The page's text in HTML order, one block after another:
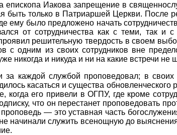
Иакова запрещение в
быть только в Патриаршей Церкви. После
ему было предложено начать
от сотрудничества как с теми, так
решительную твердость в своем
с одним из своих сотрудников вне
никогда и никуда и ни на какие встречи не
каждой службой проповедовал; в
касаться и существа
когда его привели в ОГПУ, где кроме
что он перестанет проповедовать
проповедь — это уставная часть
начинали служить всенощную до